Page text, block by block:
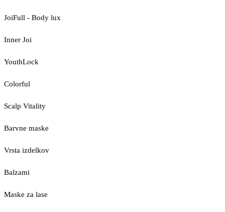
JoiFull - Body lux
Inner Joi
YouthLock
Colorful
Scalp Vitality
Barvne maske
Vrsta izdelkov
Balzami
Maske za lase